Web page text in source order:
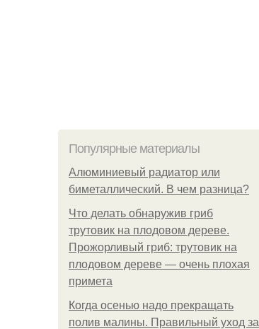
Популярные материалы
Алюминиевый радиатор или
биметаллический. В чем разница?
Что делать обнаружив гриб
трутовик на плодовом дереве.
Прожорливый гриб: трутовик на
плодовом дереве — очень плохая
примета
Когда осенью надо прекращать
полив малины. Правильный уход за